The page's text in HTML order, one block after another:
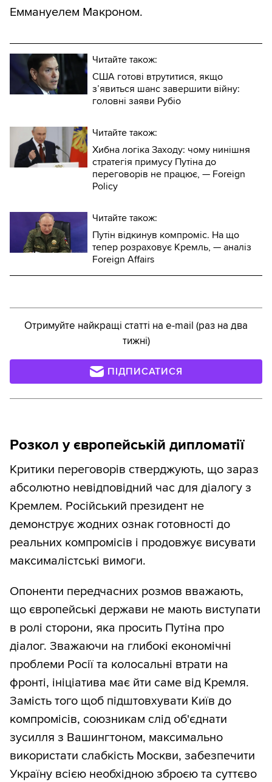
Еммануелем Макроном.
Читайте також:
США готові втрутитися, якщо
з’явиться шанс завершити війну:
головні заяви Рубіо
Читайте також:
Хибна логіка Заходу: чому нинішня
стратегія примусу Путіна до
переговорів не працює, — Foreign
Policy
Читайте також:
Путін відкинув компроміс. На що
тепер розраховує Кремль, — аналіз
Foreign Affairs
Отримуйте найкращі статті на e-mail (раз на два
тижні)
ПІДПИСАТИСЯ
Розкол у європейській дипломатії
Критики переговорів стверджують, що зараз
абсолютно невідповідний час для діалогу з
Кремлем. Російський президент не
демонструє жодних ознак готовності до
реальних компромісів і продовжує висувати
максималістські вимоги.
Опоненти передчасних розмов вважають,
що європейські держави не мають виступати
в ролі сторони, яка просить Путіна про
діалог. Зважаючи на глибокі економічні
проблеми Росії та колосальні втрати на
фронті, ініціатива має йти саме від Кремля.
Замість того щоб підштовхувати Київ до
компромісів, союзникам слід об'єднати
зусилля з Вашингтоном, максимально
використати слабкість Москви, забезпечити
Україну всією необхідною зброєю та суттєво